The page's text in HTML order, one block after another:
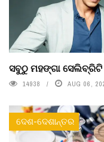
ସବୁଠୁ ମହଙ୍ଗା ସେଲିବ୍ରିଟି
14938 AUG 06,
ଦେଶ-ଦେଶାନ୍ତର